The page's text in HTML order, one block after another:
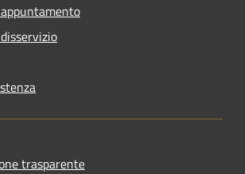
trasparente